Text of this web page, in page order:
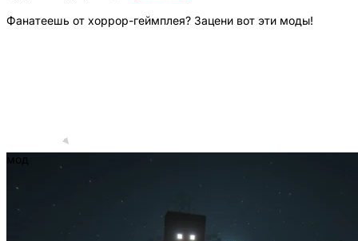
Фанатеешь от хоррор-геймплея? Зацени вот эти моды!
мод